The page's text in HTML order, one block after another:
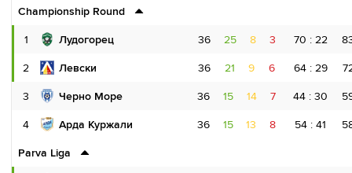
Championship Round
1 Лудогорец
2 Левски
3 Черно Море
4 Арда Куржали
Parva Liga
36 25 8 3 70 : 22
36 21 9 6 64 : 29
36 15 14 7 44 : 30
36 15 13 8 54 : 41